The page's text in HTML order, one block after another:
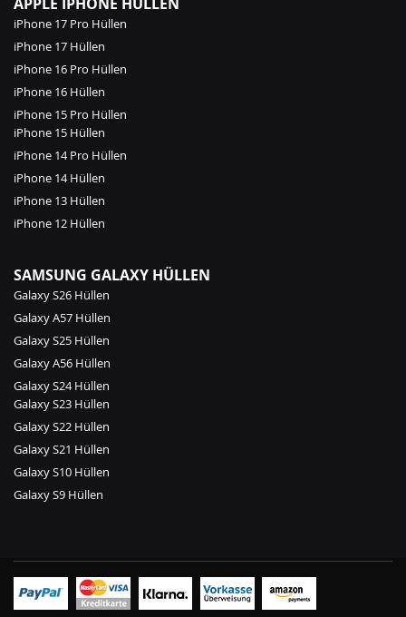
iPhone 17 Pro Hüllen
iPhone 17 Hüllen
iPhone 16 Pro Hüllen
iPhone 16 Hüllen
iPhone 15 Pro Hüllen
iPhone 15 Hüllen
iPhone 14 Pro Hüllen
iPhone 14 Hüllen
iPhone 13 Hüllen
iPhone 12 Hüllen
SAMSUNG GALAXY HÜLLEN
Galaxy S26 Hüllen
Galaxy A57 Hüllen
Galaxy S25 Hüllen
Galaxy A56 Hüllen
Galaxy S24 Hüllen
Galaxy S23 Hüllen
Galaxy S22 Hüllen
Galaxy S21 Hüllen
Galaxy S10 Hüllen
Galaxy S9 Hüllen